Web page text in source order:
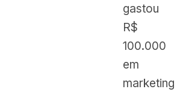
gastou
R$
100.000
em
marketing